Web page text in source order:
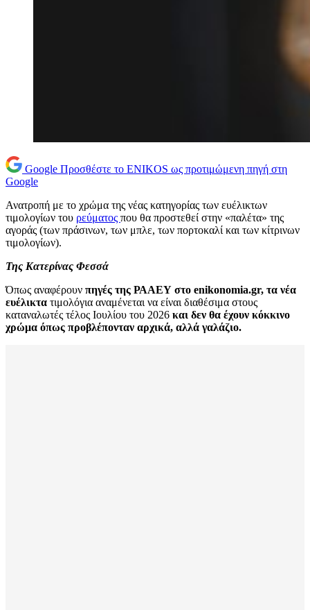
Google Προσθέστε το ENIKOS ως προτιμώμενη πηγή στη
Google
Ανατροπή με το χρώμα της νέας κατηγορίας των ευέλικτων
τιμολογίων του ρεύματος που θα προστεθεί στην «παλέτα» της
αγοράς (των πράσινων, των μπλε, των πορτοκαλί και των κίτρινων
τιμολογίων).
Της Κατερίνας Φεσσά
Όπως αναφέρουν πηγές της ΡΑΑΕΥ στο enikonomia.gr, τα νέα
ευέλικτα τιμολόγια αναμένεται να είναι διαθέσιμα στους
καταναλωτές τέλος Ιουλίου του 2026 και δεν θα έχουν κόκκινο
χρώμα όπως προβλέπονταν αρχικά, αλλά γαλάζιο.